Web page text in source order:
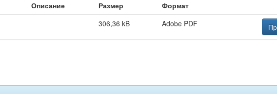
Описание Размер
Формат
306,36 kB Adobe PDF